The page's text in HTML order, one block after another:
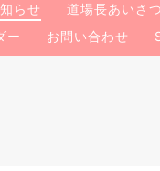
らせ 道場長あいさつ
ー
お問い合わせ